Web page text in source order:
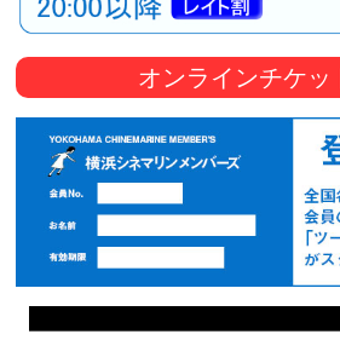
オンラインチケッ